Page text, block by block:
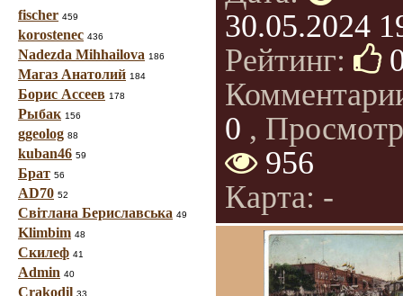
fischer 459
korostenec 436
Nadezda Mihhailova 186
Магаз Анатолий 184
Борис Ассеев 178
Рыбак 156
ggeolog 88
kuban46 59
Брат 56
AD70 52
Світлана Бериславська 49
Klimbim 48
Скилеф 41
Admin 40
Crakodil 33
30.05.2024
Рейтинг:
0 ,
956
Карта: -